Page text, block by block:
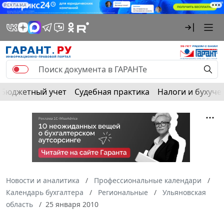
РЕКЛАМА
Бюджетный учет Судебная практика Налоги и
Новости и аналитика
Профессиональные календари
Календарь бухгалтера
Региональные
Ульяновская
область
25 января 2010